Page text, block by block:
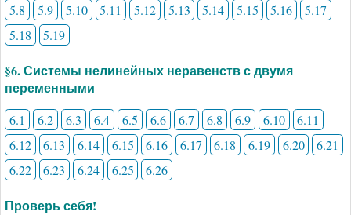
5.8
5.9 5.10 5.11 5.12 5.13 5.14 5.15 5.16
5.17
5.18
5.19
§6. Системы нелинейных неравенств с двумя
переменными
6.1 6.2 6.3 6.4 6.5 6.6 6.7 6.8 6.9 6.10
6.11
6.12
6.13 6.14 6.15 6.16 6.17 6.18 6.19 6.20
6.21
6.22
6.23 6.24 6.25 6.26
Проверь себя!